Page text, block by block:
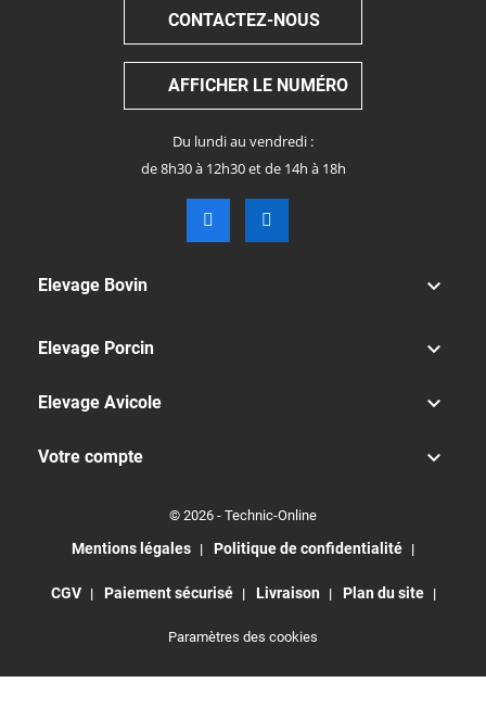
CONTACTEZ-NOUS
AFFICHER LE NUMÉRO
Du lundi au vendredi :
de 8h30 à 12h30 et de 14h à 18h
Elevage Bovin 
Elevage Porcin 
Elevage Avicole 
Votre compte 
© 2026 - Technic-Online
Mentions légales Politique de confidentialité
CGV Paiement sécurisé Livraison Plan du site
Paramètres des cookies